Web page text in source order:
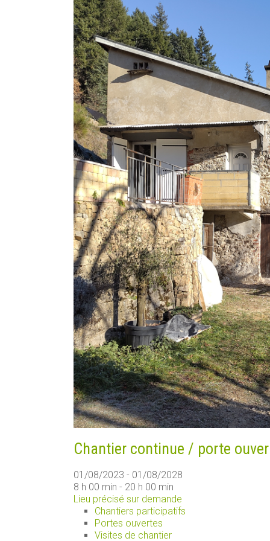
Chantier continue / porte
01/08/2023 - 01/08/2028
8 h 00 min - 20 h 00 min
Lieu précisé sur demande
Chantiers participatifs
Portes ouvertes
Visites de chantier